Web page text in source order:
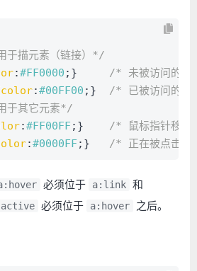
于描元素（链接）*/
:#FF0000 ;} /* 未被访问的
color:#00FF00 ;} /* 已被访问的
于其它元素*/
:#FF00FF;} /* 鼠标指针移
:#0000FF;} /* 正在被点击
必须位于 a:link 和
必须位于 a:hover 之后。